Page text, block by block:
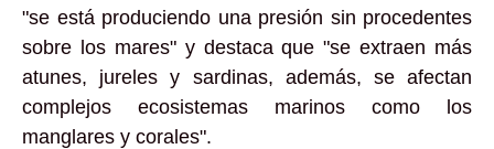
"se está produciendo una presión sin procedentes
sobre los mares" y destaca que "se extraen más
atunes, jureles y sardinas, además, se afectan
complejos ecosistemas marinos como los
manglares y corales".